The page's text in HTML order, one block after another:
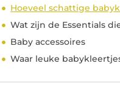
Hoeveel schattige
Wat zijn de Essentials
Baby accessoires
Waar leuke